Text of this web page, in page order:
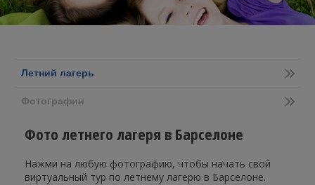
Летний лагерь
Фотографии
Фото летнего лагеря в Барселоне
Нажми на любую фотографию, чтобы начать свой
виртуальный тур по летнему лагерю в Барселоне.